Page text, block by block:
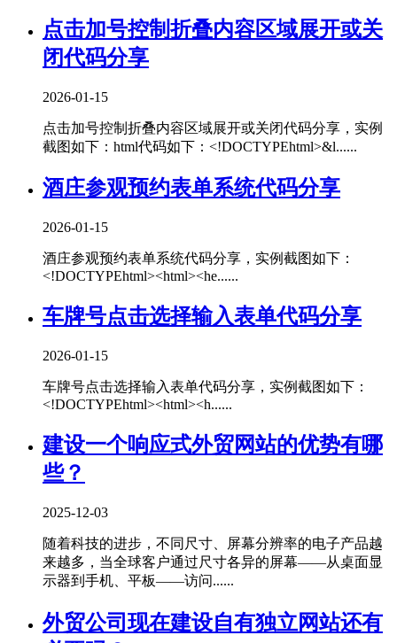
点击加号控制折叠内容区域展开或关
闭代码分享
2026-01-15
点击加号控制折叠内容区域展开或关闭代码分享，实例
截图如下：html代码如下：<!DOCTYPEhtml>&l......
酒庄参观预约表单系统代码分享
2026-01-15
酒庄参观预约表单系统代码分享，实例截图如下：
<!DOCTYPEhtml><html><he......
车牌号点击选择输入表单代码分享
2026-01-15
车牌号点击选择输入表单代码分享，实例截图如下：
<!DOCTYPEhtml><html><h......
建设一个响应式外贸网站的优势有哪
些？
2025-12-03
随着科技的进步，不同尺寸、屏幕分辨率的电子产品越
来越多，当全球客户通过尺寸各异的屏幕——从桌面显
示器到手机、平板——访问......
外贸公司现在建设自有独立网站还有